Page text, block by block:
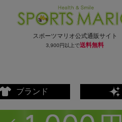
スポーツマリオ公式通販サイト
3,900円以上で送料無料
ブランド